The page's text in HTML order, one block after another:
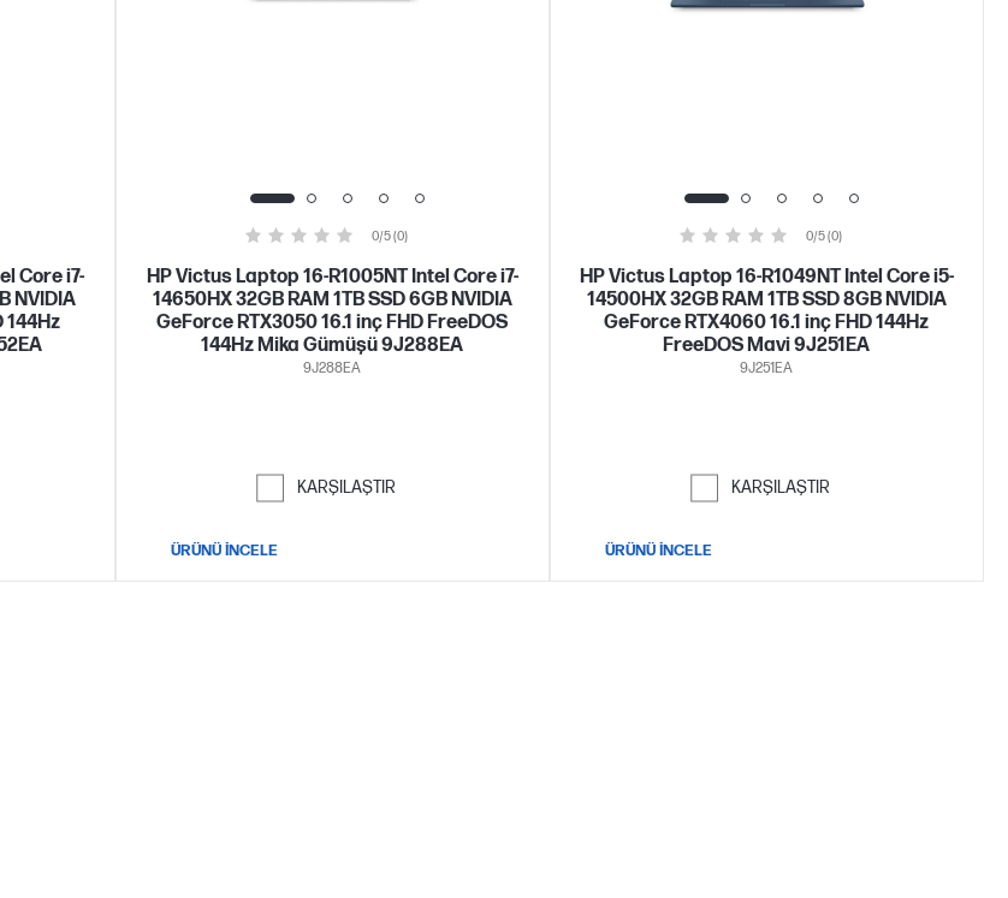
Core i7-
NVIDIA
144Hz
0/5 (0)
HP Victus Laptop 16-R1005NT Intel Core i7-
14650HX 32GB RAM 1TB SSD 6GB NVIDIA
GeForce RTX3050 16.1 inç FHD FreeDOS
144Hz Mika Gümüşü 9J288EA
9J288EA
KARŞILAŞTIR
ÜRÜNÜ İNCELE
0/5 (0)
HP Victus Laptop 16-R1049NT Intel Core i5-
14500HX 32GB RAM 1TB SSD 8GB NVIDIA
GeForce RTX4060 16.1 inç FHD 144Hz
FreeDOS Mavi 9J251EA
9J251EA
KARŞILAŞTIR
ÜRÜNÜ İNCELE